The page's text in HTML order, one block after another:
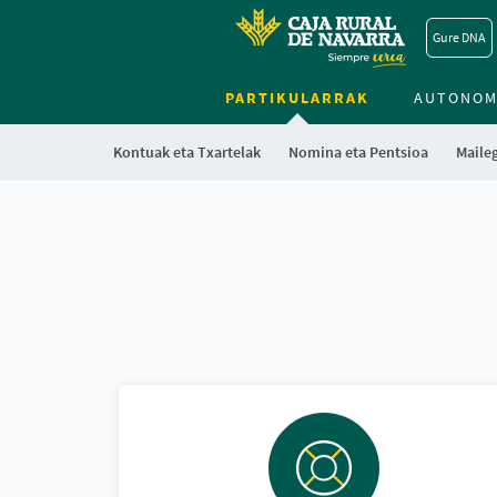
Gure DNA
PARTIKULARRAK
Kontuak eta Txartelak Nomina eta Pentsioa